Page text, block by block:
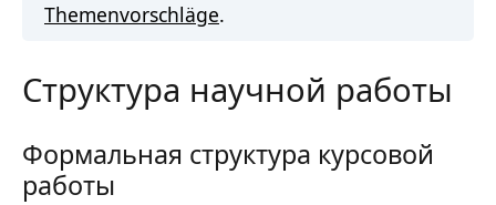
Themenvorschläge.
Структура научной работы
Формальная структура курсовой
работы